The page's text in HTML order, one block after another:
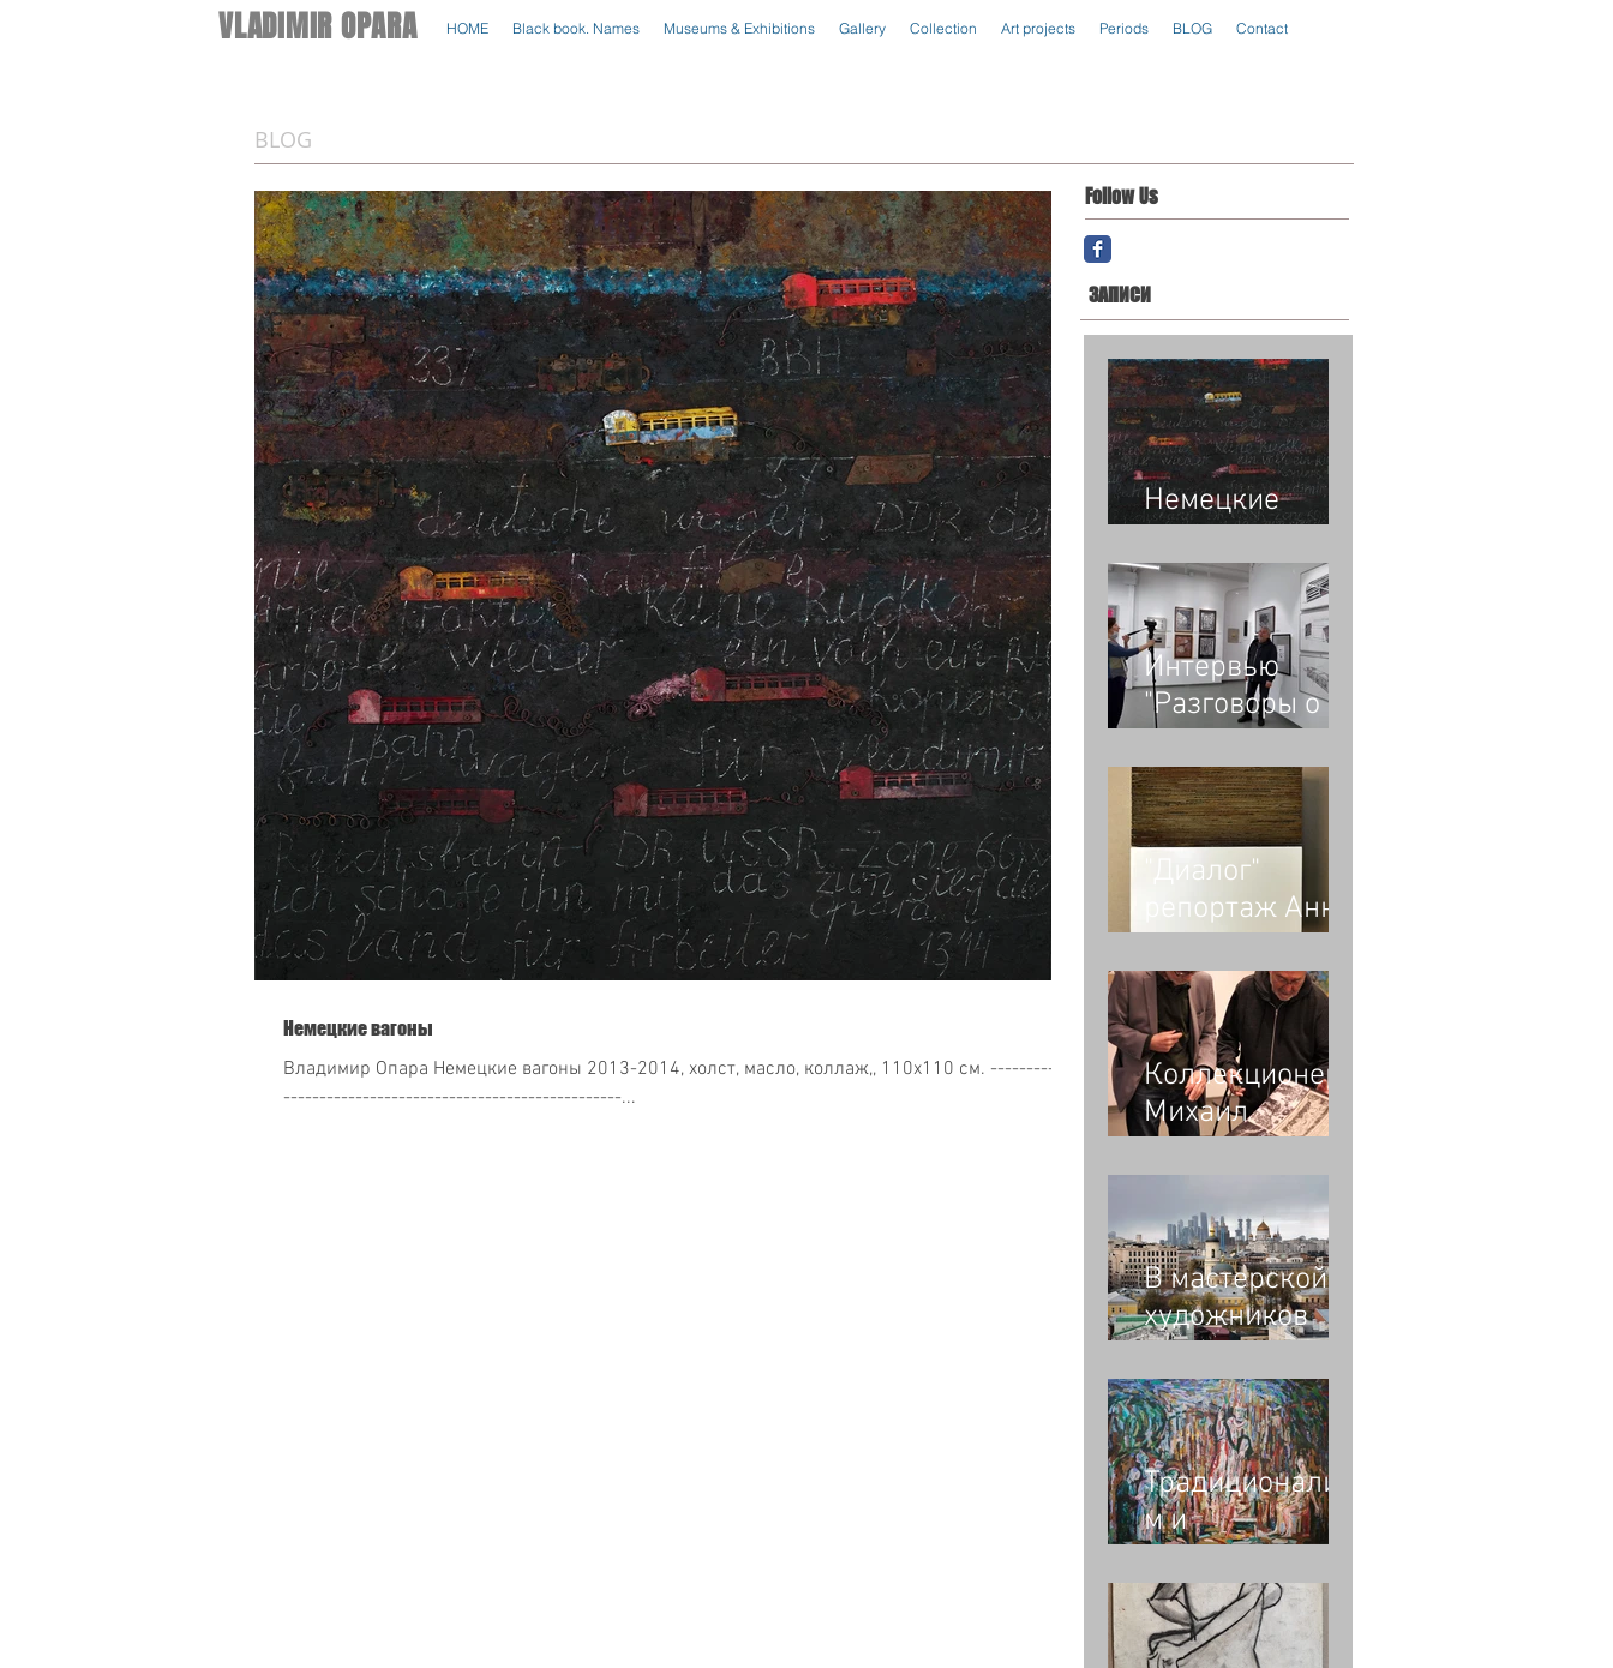
VLADIMIR OPARA HOME Black book. Names Museums & Exhibitions Gallery Collection Art projects Periods BLOG Contact
BLOG
Немецкие вагоны
Владимир Опара Немецкие вагоны 2013-2014, холст, масло, коллаж,, 110x110 см. ------------
-----------------------------------------------...
Follow Us
ЗАПИСИ
Немецкие
Интервью
"Разговоры о
творчестве.
Владимир
Опара"
"Диалог"
репортаж Анны
Коллекционер
Михаил
выставке "На
бумаге из
бумаги"
В мастерской
художников
Майи Опара
Традиционализ
м и